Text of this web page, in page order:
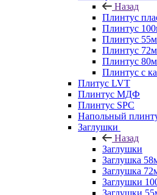
Назад
Плинтус
Плинтус
Плинтус
Плинтус
Плинтус
Плинтус с
Плитус LVT
Плинтус МДФ
Плинтус SPC
Напольный
Заглушки
Назад
Заглушки
Заглушка
Заглушка
Заглушки
Заглушки